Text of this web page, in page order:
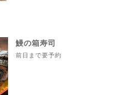
鰻の箱寿司
前日まで要予約